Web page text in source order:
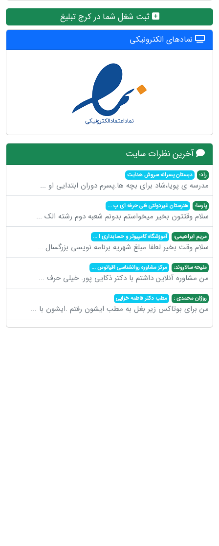
ثبت شغل شما در کرج تبلیغ
نمادهای الکترونیکی
آخرین نظرات سایت
راد: دبستان پسرانه سروش هدایت
مدرسه ی پویا،شاد برای بچه ها.پسرم دوران ابتدایی او ...
پارسا: هنرستان غیردولتی فنی حرفه ای پ...
سلام وقتتون بخیر میخواستم بدونم شعبه دوم رشته الک ...
مریم ابراهیمی: آموزشگاه کامپیوتر و حسابداری ا...
سلام وقت بخیر لطفا مبلغ شهریه برنامه نویسی بزرگسال ...
ملیحه سالاروند: مرکز مشاوره روانشناسی اقیانوس...
من مشاوره آنلاین داشتم با دکتر ذکایی پور. خیلی حرف ...
روژان محمدی : مطب دکتر فاطمه خزایی
من برای بوتاکس زیر بغل به مطب ایشون رفتم .ایشون با ...